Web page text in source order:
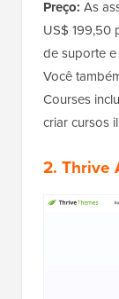
Preço: As
US$ 199,50
de suporte
Você
Courses
criar cursos
2. Thrive